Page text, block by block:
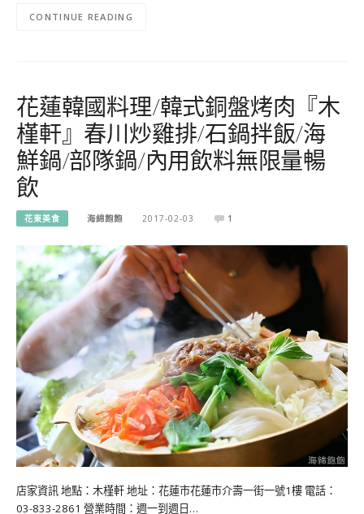
CONTINUE READING
花蓮韓國料理/韓式銅盤烤肉『木
槿軒』春川炒雞排/石鍋拌飯/海
鮮鍋/部隊鍋/內用飲料無限量暢
飲
花東美食 海綿飽飽 2017-02-03 1
店家資訊 地點：木槿軒 地址：花蓮市花蓮市介壽一街一號1樓 電話：
03-833-2861 營業時間：週一到週日…